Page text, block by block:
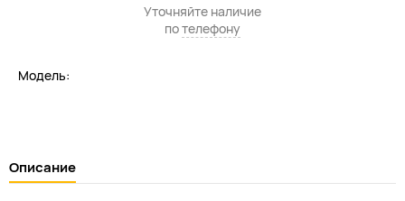
Модель:
Уточняйте наличие
потелефону
Описание